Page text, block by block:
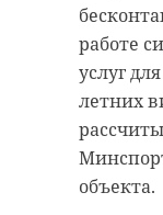
работе
услуг
летних
объекта.